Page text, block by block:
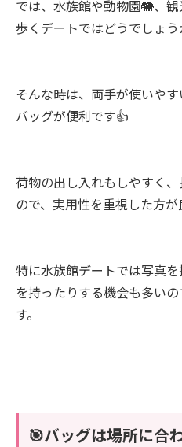
では、水族館や動物園🐘、
歩くデートではどうでしょう
そんな時は、両手が使いや
バッグが便利です👍
荷物の出し入れもしやすく
ので、実用性を重視した方が
特に水族館デートでは写真
を持ったりする機会も多い
す。
🎯バッグは場所に合